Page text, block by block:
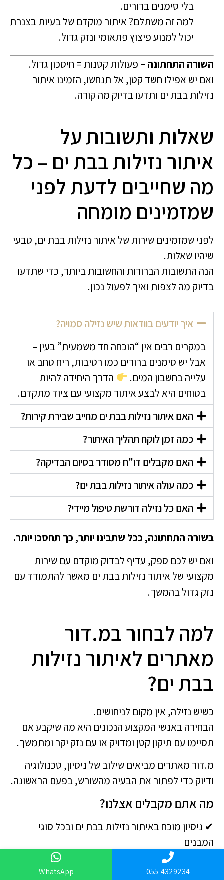
בלי סימנים ברורים.
למה זה משתלם? איתור מוקדם של בעיות בצנרת
יכול למנוע פיצוץ פתאומי ונזק גדול.
השורה התחתונה – פעולות קטנות = חיסכון גדול.
ואם יש אפילו חשד קטן, אל תנחשו, הזמינו איתור
נזילות בבת ים ותדעו בדיוק מה קורה.
שאלות ותשובות על
איתור נזילות בבת ים – כל
מה שחייבים לדעת לפני
שמזמינים מומחה
לפני שמזמינים שירות של איתור נזילות בבת ים, טבעי
שיהיו שאלות.
הנה התשובות הברורות והחשובות ביותר, כדי שתדעו
בדיוק מה לצפות ואיך לפעול נכון.
איך יודעים בוודאות שיש נזילה סמויה?
במקרים רבים אין “הוכחה חד משמעית” בעין –
אבל יש סימנים ברורים כמו רטיבות, ריח טחב או
עלייה בחשבון המים.
הדרך היחידה להיות
בטוחים היא לבצע איתור מקצועי עם ציוד מתקדם.
האם איתור נזילות בבת ים מחייב שבירת קירות?
כמה זמן לוקח תהליך האיתור?
האם מקבלים דו"ח מסודר בסיום הבדיקה?
כמה עולה איתור נזילות בבת ים?
האם כל נזילה דורשת טיפול מיידי?
בשורה התחתונה, ככל שתבינו יותר, כך תחסכו יותר.
ואם יש לכם ספק, עדיף לבדוק מוקדם עם שירות
מקצועי של איתור נזילות בבת ים מאשר להתמודד עם
נזק גדול בהמשך.
למה לבחור במ.דור
מאתרים לאיתור נזילות
בבת ים?
כשיש נזילה, אין מקום לניחושים.
הבחירה באנשי המקצוע הנכונים היא מה שיקבע אם
תסיימו עם תיקון קטן ומדויק או עם נזק יקר ומתמשך.
מ.דור מאתרים מביאים שילוב של ניסיון, טכנולוגיה
ודיוק כדי לפתור את הבעיה מהשורש, בפעם הראשונה.
מה אתם מקבלים אצלנו?
✔ ניסיון מוכח באיתור נזילות בבת ים ובכל סוגי
המבנים
✔ שימוש בציוד מתקדם לאיתור מדויק ללא הרס
055-4329234
WhatsApp